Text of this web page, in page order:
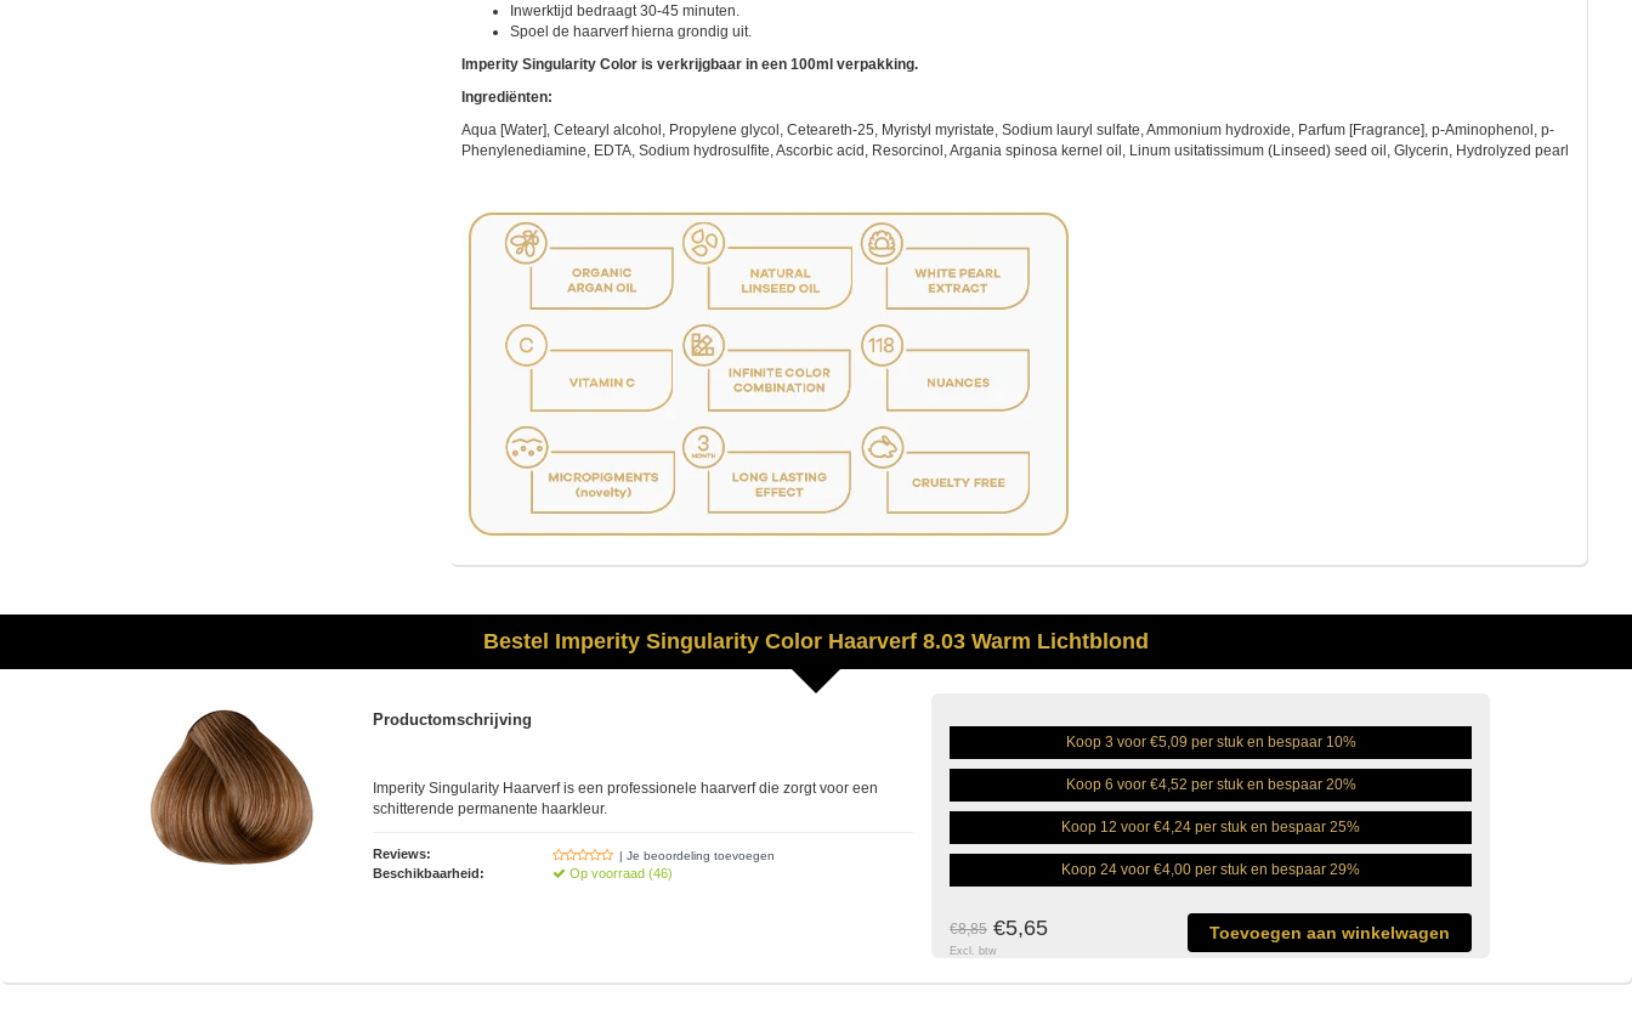
Inwerktijd bedraagt 30-45 minuten.
Spoel de haarverf hierna grondig uit.
Imperity Singularity Color is verkrijgbaar in een 100ml verpakking.
Ingrediënten:
Aqua [Water], Cetearyl alcohol, Propylene glycol, Ceteareth-25, Myristyl myristate, Sodium lauryl sulfate, Ammonium hydroxide, Parfum [Fragrance], p-Aminophenol, p-
Phenylenediamine, EDTA, Sodium hydrosulfite, Ascorbic acid, Resorcinol, Argania spinosa kernel oil, Linum usitatissimum (Linseed) seed oil, Glycerin, Hydrolyzed pearl
Bestel Imperity Singularity Color Haarverf 8.03 Warm Lichtblond
Productomschrijving
Imperity Singularity Haarverf is een professionele haarverf die zorgt voor een
schitterende permanente haarkleur.
Reviews: | Je beoordeling toevoegen
Beschikbaarheid: Op voorraad (46)
Koop 3 voor €5,09 per stuk en bespaar 10%
Koop 6 voor €4,52 per stuk en bespaar 20%
Koop 12 voor €4,24 per stuk en bespaar 25%
Koop 24 voor €4,00 per stuk en bespaar 29%
€8,85 €5,65
Excl. btw